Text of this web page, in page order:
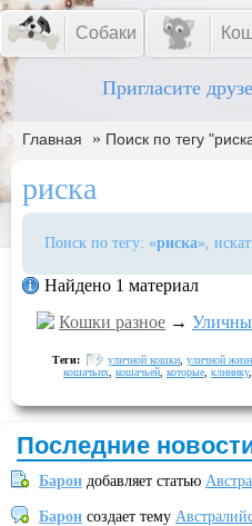
Собаки
Пригласите
Главная » Поиск по тегу
риска
Поиск по тегу: «риска»,
Найдено 1 материал
Кошки разное →
Теги: уличной кошки уличной
кошачьих кошачьей которые клинику,
Последние
Барон добавляет статью
Барон создает тему